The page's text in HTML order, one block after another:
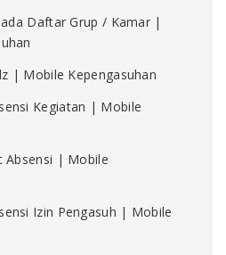
Daftar Grup / Kamar |
| Mobile Kepengasuhan
Kegiatan | Mobile
Absensi | Mobile
Izin Pengasuh | Mobile